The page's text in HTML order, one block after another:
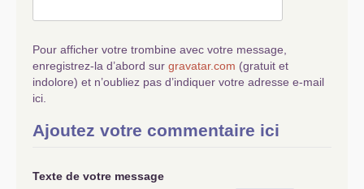
Pour afficher votre trombine avec votre message,
enregistrez-la d’abord sur gravatar.com (gratuit et
indolore) et n’oubliez pas d’indiquer votre adresse e-mail
ici.
Ajoutez votre commentaire ici
Texte de votre message